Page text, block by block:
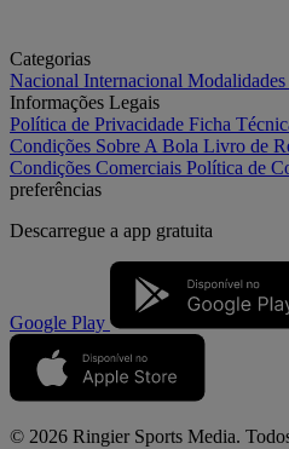
Categorias
Nacional Internacional Modalidades
Informações Legais
Política de Privacidade Ficha
Condições Sobre A Bola Livro de
Condições Comerciais Política de
preferências
Descarregue a app gratuita
Google Play
© 2026 Ringier Sports Media.